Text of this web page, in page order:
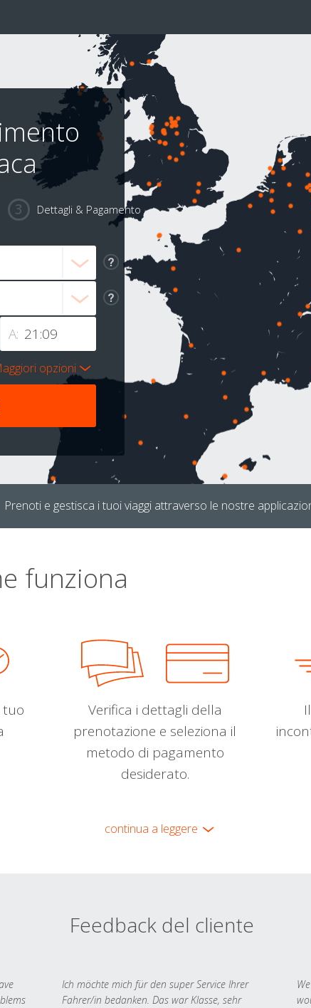
Dettagli & Pagamento
A:
opzioni
Prenoti e gestisca i tuoi viaggi attraverso le nostre
funziona
tuo
Verifica i dettagli della
prenotazione e seleziona il
metodo di pagamento
desiderato.
continua a leggere
Feedback del cliente
Ich möchte mich für den super Service Ihrer
Fahrer/in bedanken. Das war Klasse, sehr